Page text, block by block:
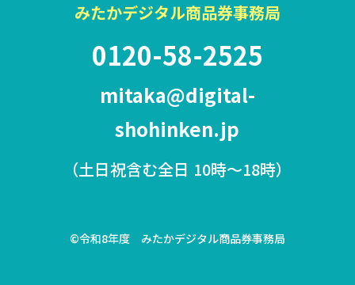
みたかデジタル商品券事務局
0120-58-2525
mitaka@digital-
shohinken.jp
（土日祝含む全日 10時〜18時）
©令和8年度 みたかデジタル商品券事務局